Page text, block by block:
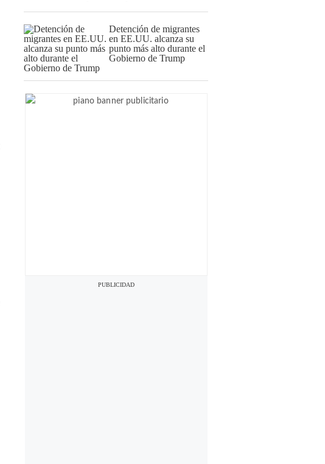
Detención de migrantes
en EE.UU. alcanza su
punto más alto durante el
Gobierno de Trump